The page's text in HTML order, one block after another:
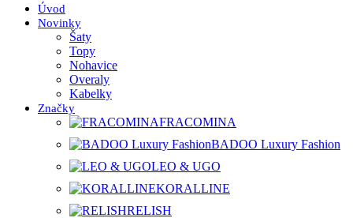
Úvod
Novinky
Šaty
Topy
Nohavice
Overaly
Kabelky
Značky
FRACOMINA
BADOO Luxury Fashion
LEO & UGO
KORALLINE
RELISH